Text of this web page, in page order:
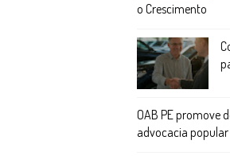
o Crescimento
OAB PE promove
advocacia popular